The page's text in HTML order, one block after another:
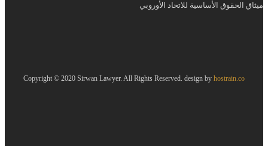
ميثاق الحقوق الأساسية للاتحاد الأوروبي
Copyright © 2020 Sirwan Lawyer. All Rights Reserved. design by hostrain.co